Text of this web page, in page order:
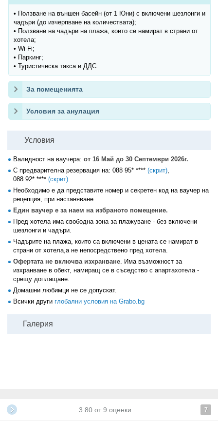
• Ползване на външен басейн (от 1 Юни) с включени шезлонги и
чадъри (до изчерпване на количествата);
• Ползване на чадъри на плажа, които се намират в страни от
хотела;
• Wi-Fi;
• Паркинг;
• Туристическа такса и ДДС.
За помещенията
Условия за анулация
Условия
Валидност на ваучера: от 16 Май до 30 Септември 2026г.
С предварителна резервация на: 088 95* **** (скрит),
088 92* **** (скрит).
Необходимо е да представите номер и секретен код на ваучер на
рецепция, при настаняване.
Един ваучер е за наем на избраното помещение.
Пред хотела има свободна зона за плажуване - без включени
шезлонги и чадъри.
Чадърите на плажа, които са включени в цената се намират в
страни от хотела,а не непосредствено пред хотела.
Офертата не включва изхранване. Има възможност за
изхранване в обект, намиращ се в съседство с апартахотела -
срещу доплащане.
Домашни любимци не се допускат.
Всички други глобални условия на Grabo.bg
Галерия
3.80 от 9 оценки 7